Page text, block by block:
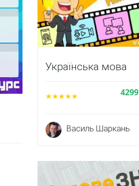
Українська мова
4299
Василь Шаркань